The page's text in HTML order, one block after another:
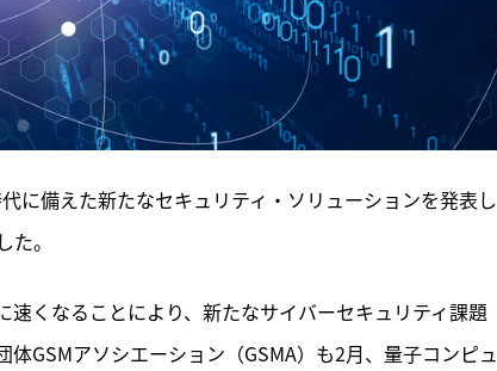
に備えた新たなセキュリティ・ソリューションを発表し
。
速くなることにより、新たなサイバーセキュリティ課題
GSMアソシエーション（GSMA）も2月、量子コンピュ